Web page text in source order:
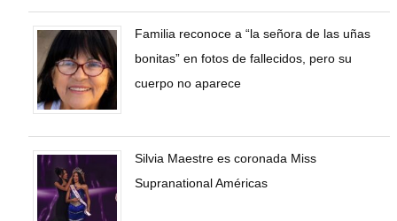
Familia reconoce a “la señora de las uñas
bonitas” en fotos de fallecidos, pero su
cuerpo no aparece
Silvia Maestre es coronada Miss
Supranational Américas